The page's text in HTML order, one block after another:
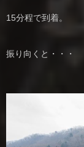
15分程で到着。
振り向くと・・・